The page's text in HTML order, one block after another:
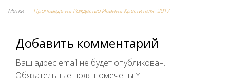
Метки Проповедь на Рождество Иоанна Крестителя. 2017
Добавить комментарий
Ваш адрес email не будет опубликован.
Обязательные поля помечены *